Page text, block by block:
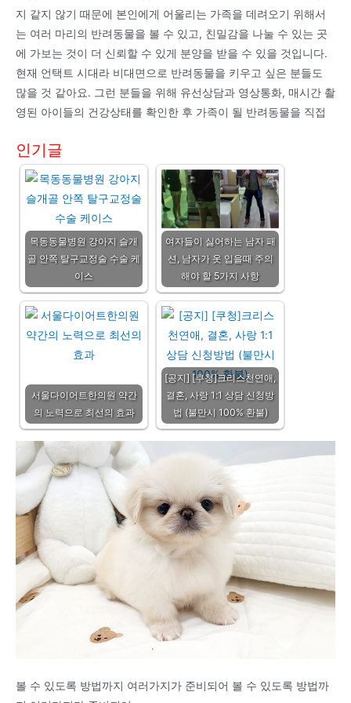
지 같지 않기 때문에 본인에게 어울리는 가족을 데려오기 위해서
는 여러 마리의 반려동물을 볼 수 있고, 친밀감을 나눌 수 있는 곳
에 가보는 것이 더 신뢰할 수 있게 분양을 받을 수 있을 것입니다.
현재 언택트 시대라 비대면으로 반려동물을 키우고 싶은 분들도
많을 것 같아요. 그런 분들을 위해 유선상담과 영상통화, 매시간 촬
영된 아이들의 건강상태를 확인한 후 가족이 될 반려동물을 직접
인기글
목동동물병원 강아지 슬개
골 안쪽 탈구교정술 수술 케
이스
여자들이 싫어하는 남자 패
션, 남자가 옷 입을때 주의
해야 할 5가지 사항
서울다이어트한의원 약간
의 노력으로 최선의 효과
[공지] [쿠청]크리스천연애,
결혼, 사랑 1:1 상담 신청방
법 (불만시 100% 환불)
볼 수 있도록 방법까지 여러가지가 준비되어 볼 수 있도록 방법까